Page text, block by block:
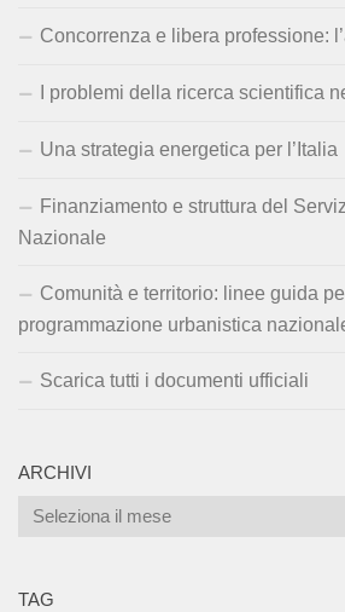
Concorrenza e libera professione:
I problemi della ricerca scientifica
Una strategia energetica per l’Italia
Finanziamento e struttura del
Nazionale
Comunità e territorio: linee guida
programmazione urbanistica
Scarica tutti i documenti ufficiali
ARCHIVI
Archivi
TAG